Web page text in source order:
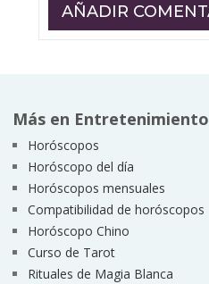
Más en Entretenimiento
Horóscopos
Horóscopo del día
Horóscopos mensuales
Compatibilidad de horóscopos
Horóscopo Chino
Curso de Tarot
Rituales de Magia Blanca